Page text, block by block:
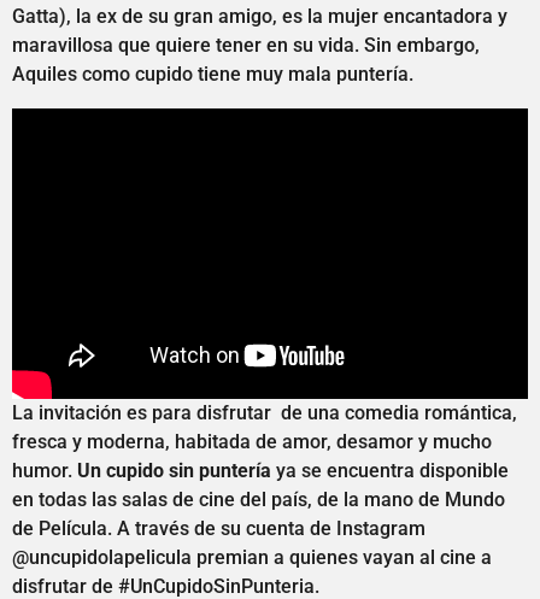
Gatta), la ex de su gran amigo, es la mujer encantadora y
maravillosa que quiere tener en su vida. Sin embargo,
Aquiles como cupido tiene muy mala puntería.
La invitación es para disfrutar de una comedia romántica,
fresca y moderna, habitada de amor, desamor y mucho
humor. Un cupido sin puntería ya se encuentra disponible
en todas las salas de cine del país, de la mano de Mundo
de Película. A través de su cuenta de Instagram
@uncupidolapelicula premian a quienes vayan al cine a
disfrutar de #UnCupidoSinPunteria.